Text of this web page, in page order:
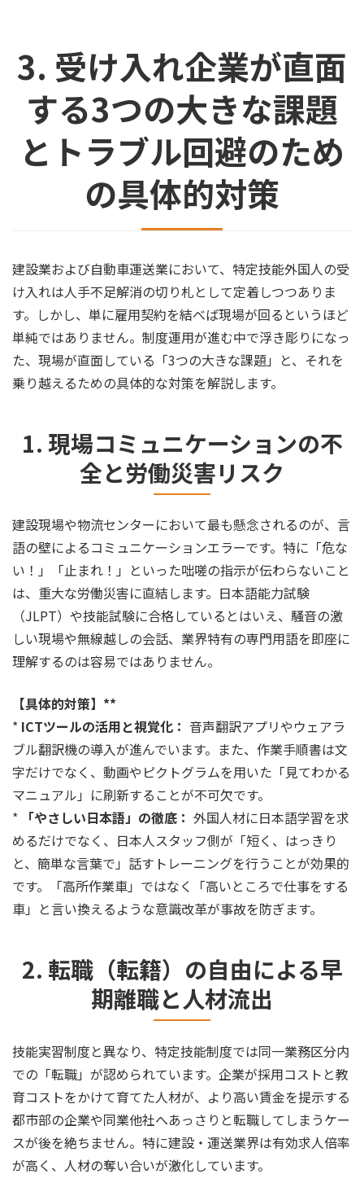
3. 受け入れ企業が直面
する3つの大きな課題
とトラブル回避のため
の具体的対策
建設業および自動車運送業において、特定技能外国人の受
け入れは人手不足解消の切り札として定着しつつありま
す。しかし、単に雇用契約を結べば現場が回るというほど
単純ではありません。制度運用が進む中で浮き彫りになっ
た、現場が直面している「3つの大きな課題」と、それを
乗り越えるための具体的な対策を解説します。
1. 現場コミュニケーションの不
全と労働災害リスク
建設現場や物流センターにおいて最も懸念されるのが、言
語の壁によるコミュニケーションエラーです。特に「危な
い！」「止まれ！」といった咄嗟の指示が伝わらないこと
は、重大な労働災害に直結します。日本語能力試験
（JLPT）や技能試験に合格しているとはいえ、騒音の激
しい現場や無線越しの会話、業界特有の専門用語を即座に
理解するのは容易ではありません。
【具体的対策】**
* ICTツールの活用と視覚化： 音声翻訳アプリやウェアラ
ブル翻訳機の導入が進んでいます。また、作業手順書は文
字だけでなく、動画やピクトグラムを用いた「見てわかる
マニュアル」に刷新することが不可欠です。
* 「やさしい日本語」の徹底： 外国人材に日本語学習を求
めるだけでなく、日本人スタッフ側が「短く、はっきり
と、簡単な言葉で」話すトレーニングを行うことが効果的
です。「高所作業車」ではなく「高いところで仕事をする
車」と言い換えるような意識改革が事故を防ぎます。
2. 転職（転籍）の自由による早
期離職と人材流出
技能実習制度と異なり、特定技能制度では同一業務区分内
での「転職」が認められています。企業が採用コストと教
育コストをかけて育てた人材が、より高い賃金を提示する
都市部の企業や同業他社へあっさりと転職してしまうケー
スが後を絶ちません。特に建設・運送業界は有効求人倍率
が高く、人材の奪い合いが激化しています。